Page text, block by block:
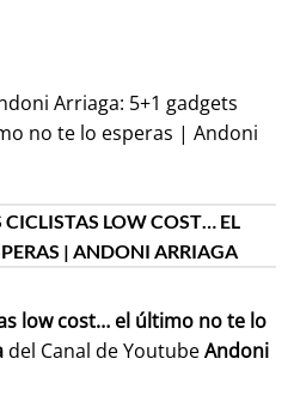
Arriaga: 5+1 gadgets
no te lo esperas | Andoni
LOW COST… EL
| ANDONI ARRIAGA
low cost… el último no te lo
del Canal de YoutubeAndoni